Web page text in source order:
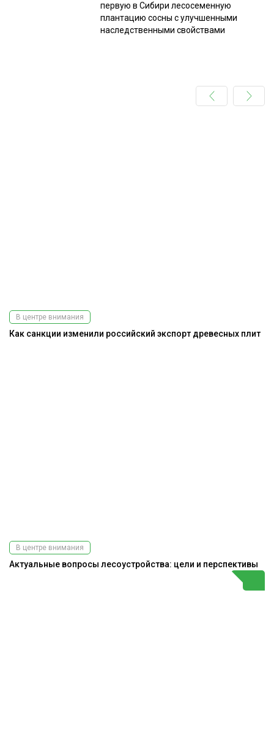
первую в Сибири лесосеменную
плантацию сосны с улучшенными
наследственными свойствами
В центре внимания
Как санкции изменили российский экспорт древесных плит
В центре внимания
Актуальные вопросы лесоустройства: цели и перспективы